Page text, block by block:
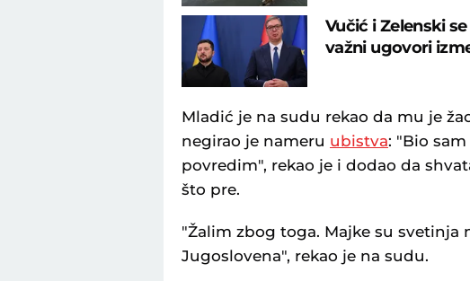
Vučić i Zelenski
važni ugovori
Mladić je na sudu rekao da mu je
negirao je nameru ubistva: "Bio
povredim", rekao je i dodao da
što pre.
"Žalim zbog toga. Majke su svetinja
Jugoslovena", rekao je na sudu.